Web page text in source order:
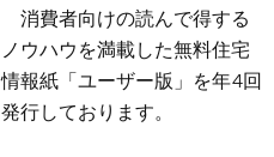
消費者向けの読んで得する
ノウハウを満載した無料住宅
情報紙「ユーザー版」を年4回
発行しております。